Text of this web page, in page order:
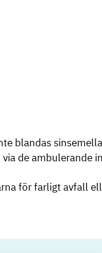
blandas
de ambulerande
för farligt avfall